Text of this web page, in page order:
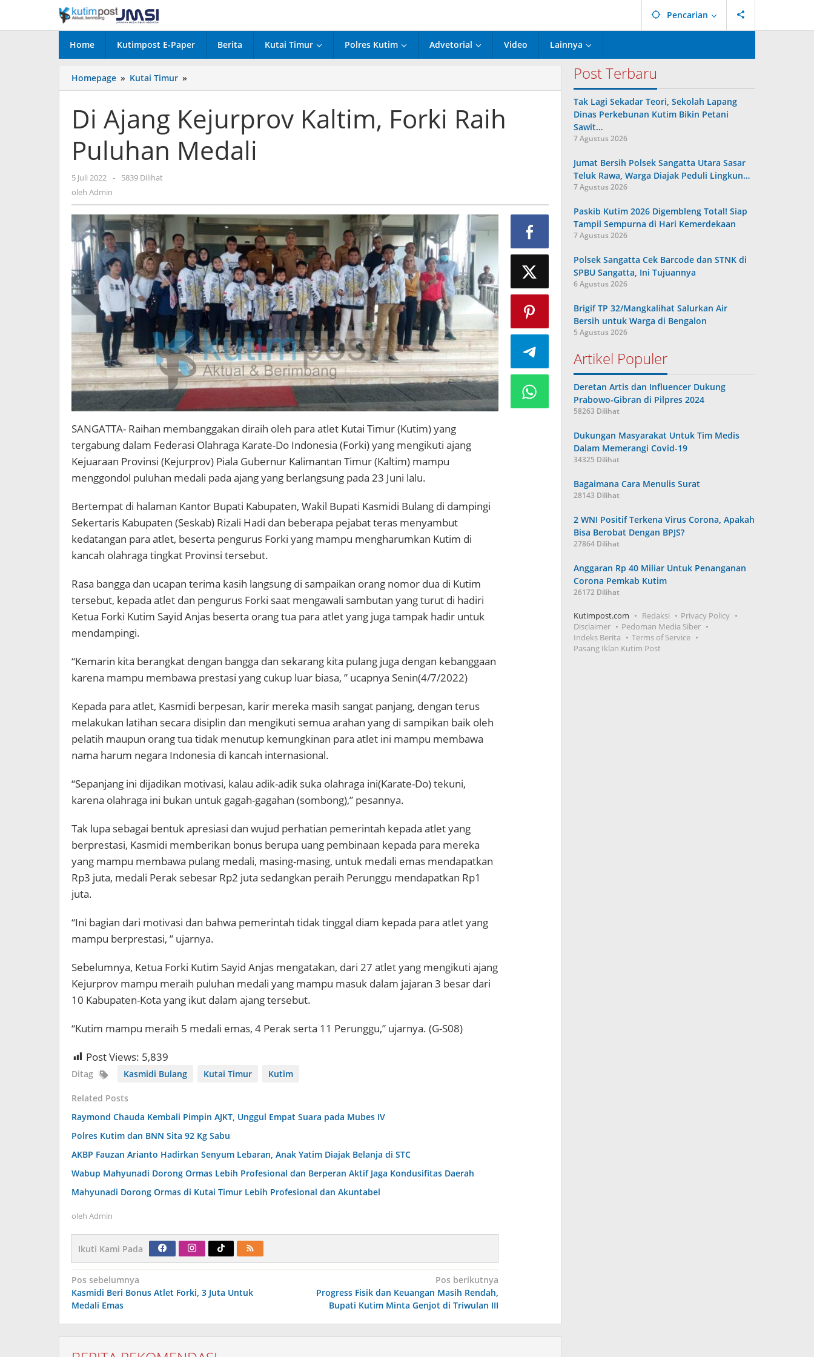
konten
Pencarian
Home Kutimpost E-Paper Berita Kutai Timur Polres Kutim Advetorial Video Lainnya
Homepage » Kutai Timur »
Ajang
Kaltim,
Forki
Raih
Puluhan
Di Ajang Kejurprov Kaltim, Forki Raih
Puluhan Medali
5 Juli 2022 oleh
-
5839 Dilihat
oleh Admin
SANGATTA- Raihan membanggakan diraih oleh para atlet Kutai Timur (Kutim) yang
tergabung dalam Federasi Olahraga Karate-Do Indonesia (Forki) yang mengikuti ajang
Kejuaraan Provinsi (Kejurprov) Piala Gubernur Kalimantan Timur (Kaltim) mampu
menggondol puluhan medali pada ajang yang berlangsung pada 23 Juni lalu.
Bertempat di halaman Kantor Bupati Kabupaten, Wakil Bupati Kasmidi Bulang di dampingi
Sekertaris Kabupaten (Seskab) Rizali Hadi dan beberapa pejabat teras menyambut
kedatangan para atlet, beserta pengurus Forki yang mampu mengharumkan Kutim di
kancah olahraga tingkat Provinsi tersebut.
Rasa bangga dan ucapan terima kasih langsung di sampaikan orang nomor dua di Kutim
tersebut, kepada atlet dan pengurus Forki saat mengawali sambutan yang turut di hadiri
Ketua Forki Kutim Sayid Anjas beserta orang tua para atlet yang juga tampak hadir untuk
mendampingi.
“Kemarin kita berangkat dengan bangga dan sekarang kita pulang juga dengan kebanggaan
karena mampu membawa prestasi yang cukup luar biasa, ” ucapnya Senin(4/7/2022)
Kepada para atlet, Kasmidi berpesan, karir mereka masih sangat panjang, dengan terus
melakukan latihan secara disiplin dan mengikuti semua arahan yang di sampikan baik oleh
pelatih maupun orang tua tidak menutup kemungkinan para atlet ini mampu membawa
nama harum negara Indonesia di kancah internasional.
“Sepanjang ini dijadikan motivasi, kalau adik-adik suka olahraga ini(Karate-Do) tekuni,
karena olahraga ini bukan untuk gagah-gagahan (sombong),” pesannya.
Tak lupa sebagai bentuk apresiasi dan wujud perhatian pemerintah kepada atlet yang
berprestasi, Kasmidi memberikan bonus berupa uang pembinaan kepada para mereka
yang mampu membawa pulang medali, masing-masing, untuk medali emas mendapatkan
Rp3 juta, medali Perak sebesar Rp2 juta sedangkan peraih Perunggu mendapatkan Rp1
juta.
“Ini bagian dari motivasi dan bahwa pemerintah tidak tinggal diam kepada para atlet yang
mampu berprestasi, ” ujarnya.
Sebelumnya, Ketua Forki Kutim Sayid Anjas mengatakan, dari 27 atlet yang mengikuti ajang
Kejurprov mampu meraih puluhan medali yang mampu masuk dalam jajaran 3 besar dari
10 Kabupaten-Kota yang ikut dalam ajang tersebut.
“Kutim mampu meraih 5 medali emas, 4 Perak serta 11 Perunggu,” ujarnya. (G-S08)
Post Views: 5,839
Ditag Kasmidi Bulang Kutai Timur Kutim
Related Posts
Raymond Chauda Kembali Pimpin AJKT, Unggul Empat Suara pada Mubes IV
Polres Kutim dan BNN Sita 92 Kg Sabu
AKBP Fauzan Arianto Hadirkan Senyum Lebaran, Anak Yatim Diajak Belanja di STC
Wabup Mahyunadi Dorong Ormas Lebih Profesional dan Berperan Aktif Jaga Kondusifitas Daerah
Mahyunadi Dorong Ormas di Kutai Timur Lebih Profesional dan Akuntabel
oleh Admin
Ikuti Kami Pada
Navigasi
pos
Pos sebelumnya
Kasmidi Beri Bonus Atlet Forki, 3 Juta Untuk
Medali Emas
Pos berikutnya
Progress Fisik dan Keuangan Masih Rendah,
Bupati Kutim Minta Genjot di Triwulan III
Post Terbaru
Tak Lagi Sekadar Teori, Sekolah Lapang
Dinas Perkebunan Kutim Bikin Petani
Sawit…
7 Agustus 2026
Jumat Bersih Polsek Sangatta Utara Sasar
Teluk Rawa, Warga Diajak Peduli Lingkun…
7 Agustus 2026
Paskib Kutim 2026 Digembleng Total! Siap
Tampil Sempurna di Hari Kemerdekaan
7 Agustus 2026
Polsek Sangatta Cek Barcode dan STNK di
SPBU Sangatta, Ini Tujuannya
6 Agustus 2026
Brigif TP 32/Mangkalihat Salurkan Air
Bersih untuk Warga di Bengalon
5 Agustus 2026
Artikel Populer
Deretan Artis dan Influencer Dukung
Prabowo-Gibran di Pilpres 2024
58263 Dilihat
Dukungan Masyarakat Untuk Tim Medis
Dalam Memerangi Covid-19
34325 Dilihat
Bagaimana Cara Menulis Surat
28143 Dilihat
2 WNI Positif Terkena Virus Corona, Apakah
Bisa Berobat Dengan BPJS?
27864 Dilihat
Anggaran Rp 40 Miliar Untuk Penanganan
Corona Pemkab Kutim
26172 Dilihat
Kutimpost.com Redaksi
Privacy Policy
Disclaimer
Pedoman Media Siber
Indeks Berita
Terms of Service
Pasang Iklan Kutim Post